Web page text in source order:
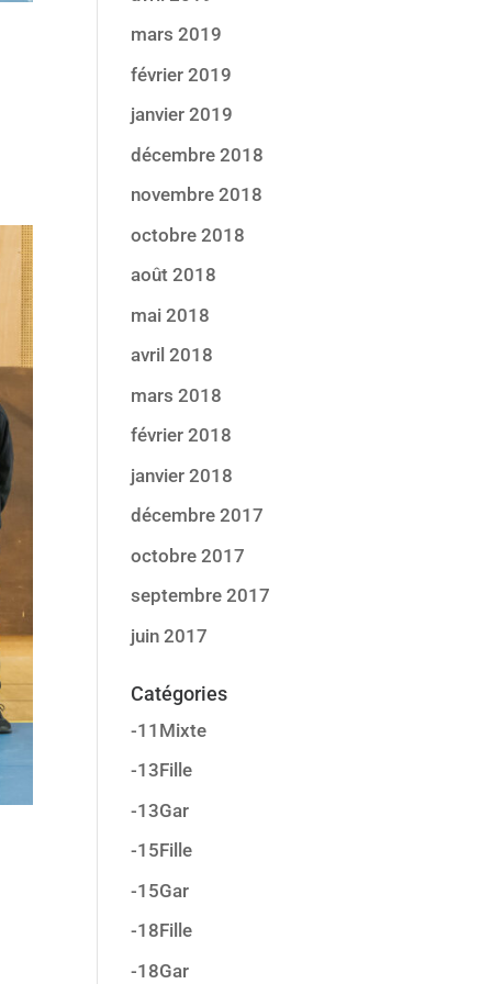
mars 2019
février 2019
janvier 2019
décembre 2018
novembre 2018
octobre 2018
août 2018
mai 2018
avril 2018
mars 2018
février 2018
janvier 2018
décembre 2017
octobre 2017
septembre 2017
juin 2017
Catégories
-11Mixte
-13Fille
-13Gar
-15Fille
-15Gar
-18Fille
-18Gar